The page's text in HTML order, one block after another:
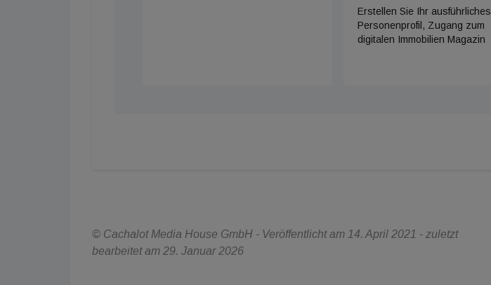
Erstellen Sie Ihr ausführliches
Personenprofil, Zugang zum
digitalen Immobilien Magazin
© Cachalot Media House GmbH - Veröffentlicht am 14. April 2021 - zuletzt
bearbeitet am 29. Januar 2026